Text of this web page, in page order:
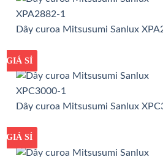
Dây curoa Mitsusumi Sanlux
GIÁ TỐT
GIÁ SỈ
Dây curoa Mitsusumi Sanlux
GIÁ TỐT
GIÁ SỈ